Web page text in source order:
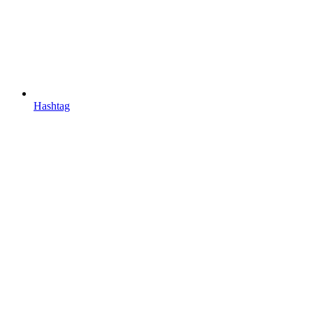
Hashtag